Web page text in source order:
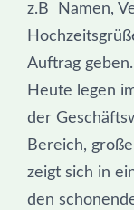
z.B Namen,
Auftrag geben.
Heute legen
der
Bereich,
zeigt sich in
den